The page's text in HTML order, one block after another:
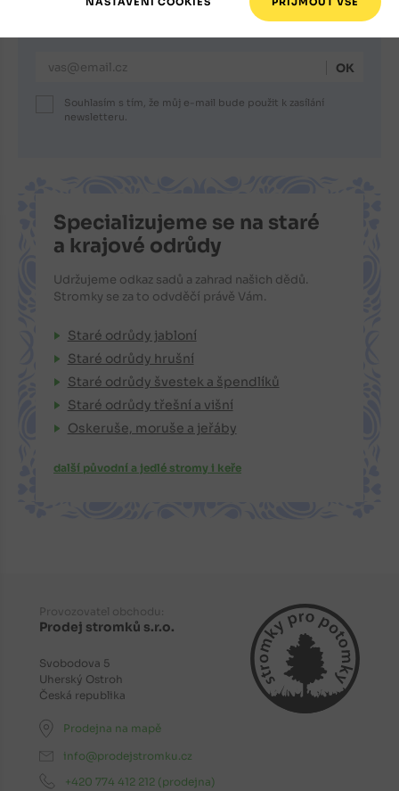
E-mailová adresa
Souhlasím s tím, že můj e-mail bude použit k zasílání
newsletteru.
Specializujeme se na staré
a krajové odrůdy
Udržujeme odkaz sadů a zahrad našich dědů.
Stromky se za to odvděčí právě Vám.
Staré odrůdy jabloní
Staré odrůdy hrušní
Staré odrůdy švestek a špendlíků
Staré odrůdy třešní a višní
Oskeruše, moruše a jeřáby
další původní a jedlé stromy i keře
Provozovatel obchodu:
Prodej stromků s.r.o.
Svobodova 5
Uherský Ostroh
Česká republika
Prodejna na mapě
info@prodejstromku.cz
+420 774 412 212 (prodejna)